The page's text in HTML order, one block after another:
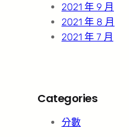
2021 年 9 月
2021 年 8 月
2021 年 7 月
Categories
分數